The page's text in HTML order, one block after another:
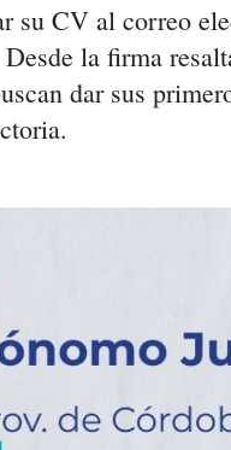
su CV al correo
la firma
dar sus